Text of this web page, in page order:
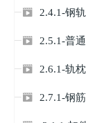
 2.4.1-钢
 2.5.1-普
 2.6.1-轨
 2.7.1-钢